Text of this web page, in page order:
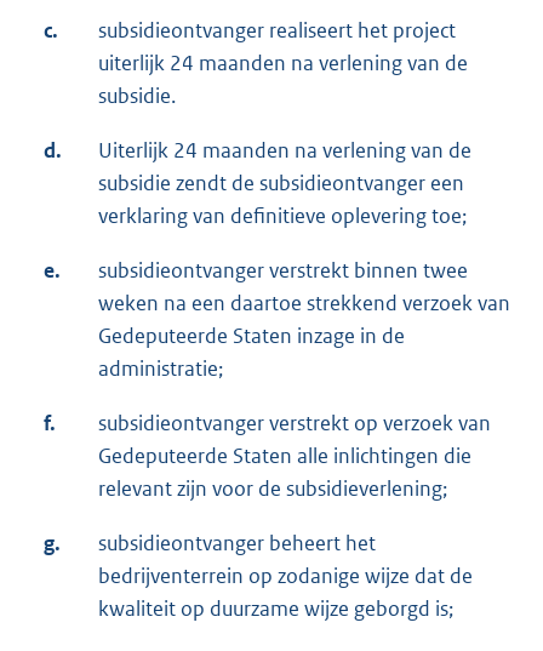
c.
subsidieontvanger realiseert het project
uiterlijk 24 maanden na verlening van de
subsidie.
d.
Uiterlijk 24 maanden na verlening van de
subsidie zendt de subsidieontvanger een
verklaring van definitieve oplevering toe;
e.
subsidieontvanger verstrekt binnen twee
weken na een daartoe strekkend verzoek van
Gedeputeerde Staten inzage in de
administratie;
f.
subsidieontvanger verstrekt op verzoek van
Gedeputeerde Staten alle inlichtingen die
relevant zijn voor de subsidieverlening;
g.
subsidieontvanger beheert het
bedrijventerrein op zodanige wijze dat de
kwaliteit op duurzame wijze geborgd is;